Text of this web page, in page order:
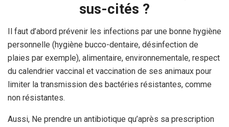
sus-cités ?
Il faut d’abord prévenir les infections par une bonne hygiène
personnelle (hygiène bucco-dentaire, désinfection de
plaies par exemple), alimentaire, environnementale, respect
du calendrier vaccinal et vaccination de ses animaux pour
limiter la transmission des bactéries résistantes, comme
non résistantes.
Aussi, Ne prendre un antibiotique qu’après sa prescription